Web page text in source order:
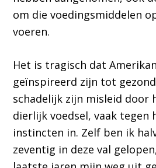
om die voedingsmiddelen
voeren.
Het is tragisch dat
geïnspireerd zijn tot
schadelijk zijn misleid door
dierlijk voedsel, vaak tegen
instincten in. Zelf ben ik
zeventig in deze val